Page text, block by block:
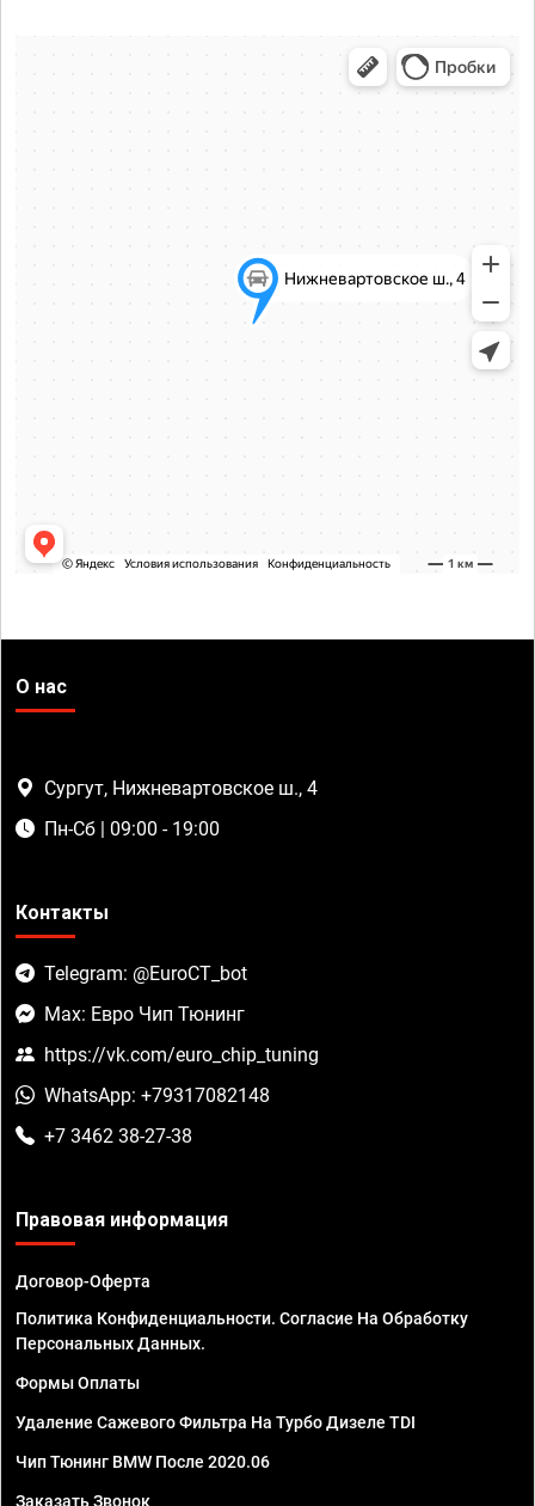
О нас
Сургут, Нижневартовское ш., 4
Пн-Сб | 09:00 - 19:00
Контакты
Telegram: @EuroCT_bot
Max: Евро Чип Тюнинг
https://vk.com/euro_chip_tuning
WhatsApp: +79317082148
+7 3462 38-27-38
Правовая информация
Договор-Оферта
Политика Конфиденциальности. Согласие На Обработку
Персональных Данных.
Формы Оплаты
Удаление Сажевого Фильтра На Турбо Дизеле TDI
Чип Тюнинг BMW После 2020.06
Заказать Звонок